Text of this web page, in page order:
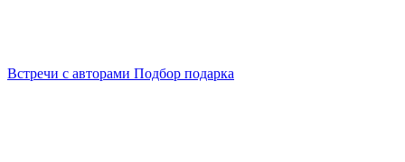
Встречи с авторами Подбор подарка